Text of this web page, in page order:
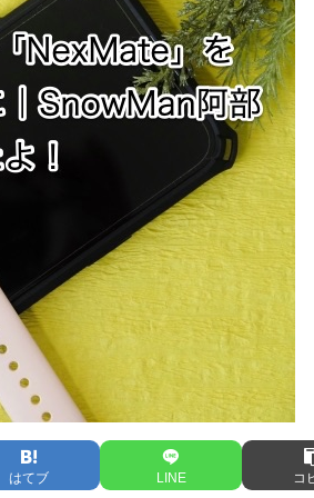
はてブ LINE コ